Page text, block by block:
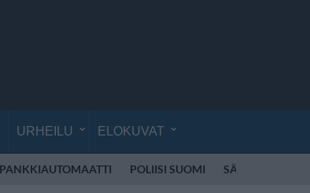
URHEILU ELOKUVAT
PANKKIAUTOMAATTI POLIISI SUOMI